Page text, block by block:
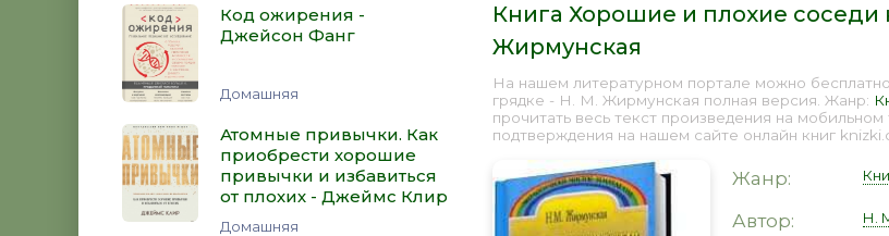
Код ожирения -
Джейсон Фанг
Домашняя
Атомные привычки. Как
приобрести хорошие
привычки и избавиться
от плохих - Джеймс Клир
Домашняя
Книга Хорошие и плохие
Жирмунская
На нашем литературном портале можно
грядке - Н. М. Жирмунская полная версия. Жанр:
прочитать весь текст произведения на
подтверждения на нашем сайте онлайн книг
Жанр:
Автор: Н.